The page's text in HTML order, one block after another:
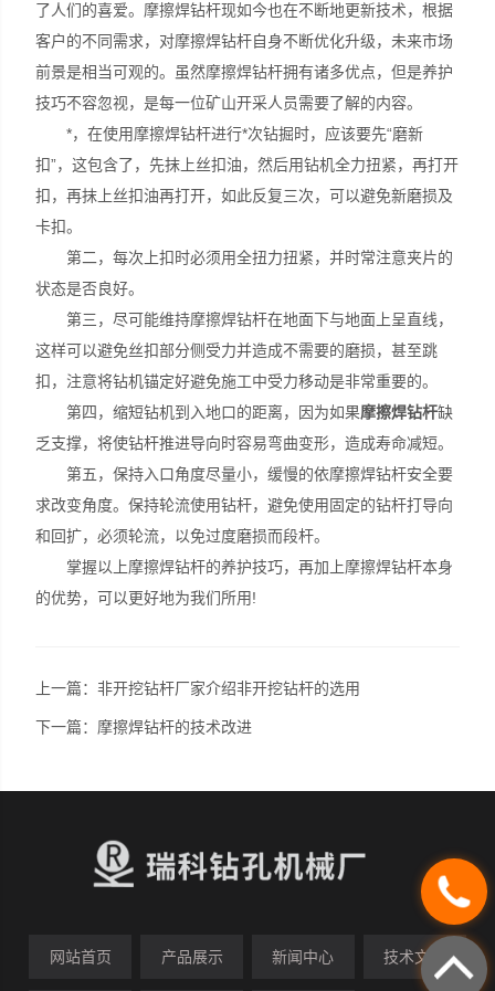
了人们的喜爱。摩擦焊钻杆现如今也在不断地更新技术，根据
客户的不同需求，对摩擦焊钻杆自身不断优化升级，未来市场
前景是相当可观的。虽然摩擦焊钻杆拥有诸多优点，但是养护
技巧不容忽视，是每一位矿山开采人员需要了解的内容。
*，在使用摩擦焊钻杆进行*次钻掘时，应该要先“磨新
扣”，这包含了，先抹上丝扣油，然后用钻机全力扭紧，再打开
扣，再抹上丝扣油再打开，如此反复三次，可以避免新磨损及
卡扣。
第二，每次上扣时必须用全扭力扭紧，并时常注意夹片的
状态是否良好。
第三，尽可能维持摩擦焊钻杆在地面下与地面上呈直线，
这样可以避免丝扣部分侧受力并造成不需要的磨损，甚至跳
扣，注意将钻机锚定好避免施工中受力移动是非常重要的。
第四，缩短钻机到入地口的距离，因为如果摩擦焊钻杆缺
乏支撑，将使钻杆推进导向时容易弯曲变形，造成寿命减短。
第五，保持入口角度尽量小，缓慢的依摩擦焊钻杆安全要
求改变角度。保持轮流使用钻杆，避免使用固定的钻杆打导向
和回扩，必须轮流，以免过度磨损而段杆。
掌握以上摩擦焊钻杆的养护技巧，再加上摩擦焊钻杆本身
的优势，可以更好地为我们所用!
上一篇：非开挖钻杆厂家介绍非开挖钻杆的选用
下一篇： 摩擦焊钻杆的技术改进
网站首页 产品展示 新闻中心 技术文章